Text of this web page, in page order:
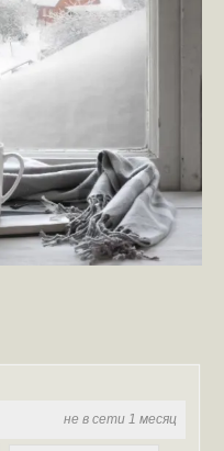
не в сети 1 месяц